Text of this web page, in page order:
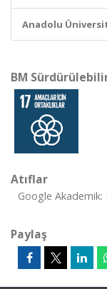
Anadolu
BM
Atıflar
Google Akademik:
Paylaş